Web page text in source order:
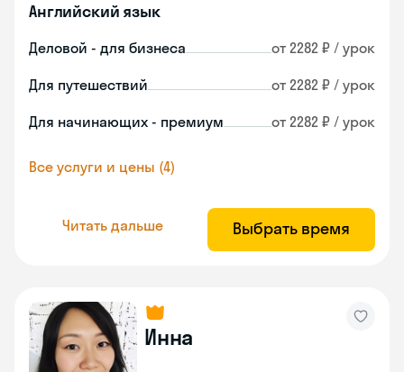
Английский язык
Деловой - для бизнеса от 2282 ₽ / урок
Для путешествий от 2282 ₽ / урок
Для начинающих - премиум от 2282 ₽ / урок
Все услуги и цены (4)
Читать дальше Выбрать время
Инна